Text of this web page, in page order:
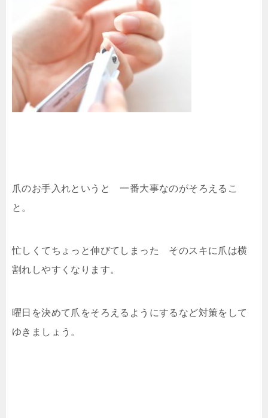
爪のお手入れというと 一番大事なのがそろえるこ
と。
忙しくてちょっと伸びてしまった そのスキに爪は横
割れしやすくなります。
曜日を決めて爪をそろえるようにするなど対策をして
ゆきましょう。